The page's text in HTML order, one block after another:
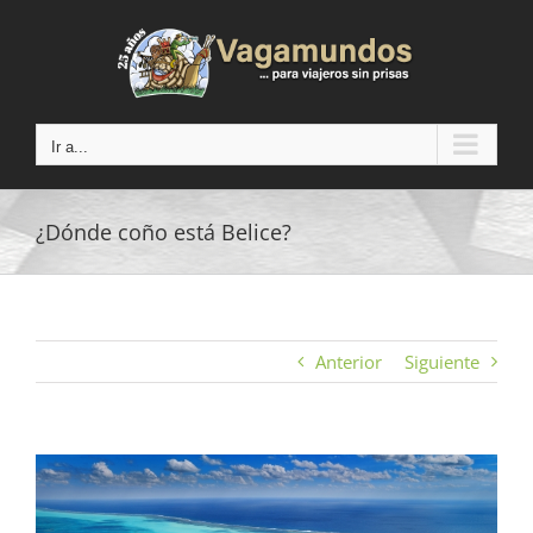
Ir a...
¿Dónde coño está Belice?
Anterior Siguiente
Ver
imagen
más